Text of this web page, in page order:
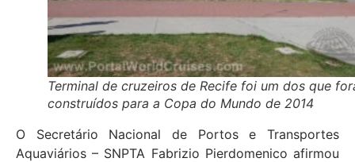
Terminal de cruzeiros de Recife foi um dos que
construídos para a Copa do Mundo de 2014
O Secretário Nacional de Portos e Transportes
Aquaviários – SNPTA Fabrizio Pierdomenico afirmou